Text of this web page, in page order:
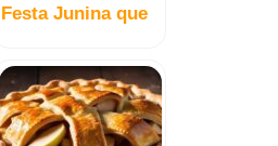
Festa Junina que